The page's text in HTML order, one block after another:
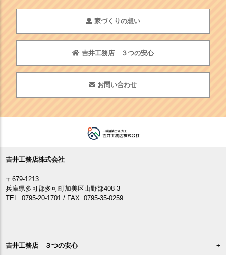
家づくりの想い
吉井工務店 ３つの安心
お問い合わせ
吉井工務店株式会社
〒679-1213
兵庫県多可郡多可町加美区山野部408-3
TEL. 0795-20-1701 / FAX. 0795-35-0259
吉井工務店 ３つの安心